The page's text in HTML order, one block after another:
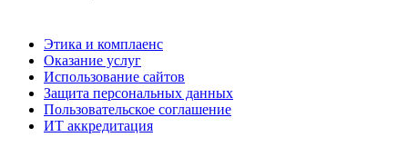
Этика и комплаенс
Оказание услуг
Использование сайтов
Защита персональных данных
Пользовательское соглашение
ИТ аккредитация